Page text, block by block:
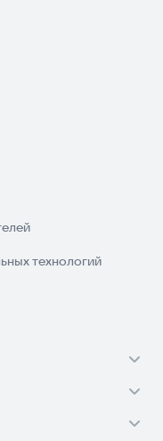
технологий